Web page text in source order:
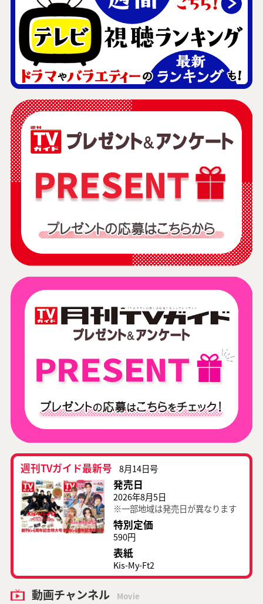
週刊TVガイド最新号 8月14日号
発売日
2026年8月5日
※一部地域は発売日が異なります
特別定価
590円
表紙
Kis-My-Ft2
動画チャンネル Movie